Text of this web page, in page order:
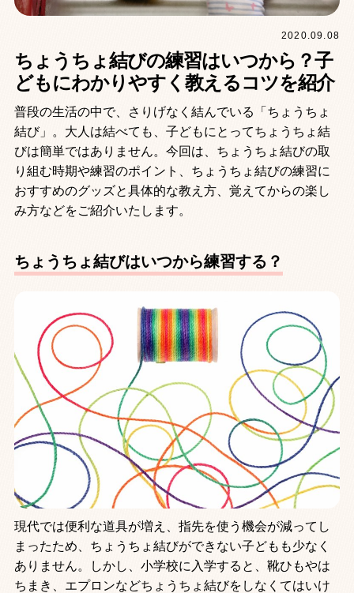
2020.09.08
ちょうちょ結びの練習はいつから？子
どもにわかりやすく教えるコツを紹介
普段の生活の中で、さりげなく結んでいる「ちょうちょ
結び」。大人は結べても、子どもにとってちょうちょ結
びは簡単ではありません。今回は、ちょうちょ結びの取
り組む時期や練習のポイント、ちょうちょ結びの練習に
おすすめのグッズと具体的な教え方、覚えてからの楽し
み方などをご紹介いたします。
ちょうちょ結びはいつから練習する？
現代では便利な道具が増え、指先を使う機会が減ってし
まったため、ちょうちょ結びができない子どもも少なく
ありません。しかし、小学校に入学すると、靴ひもやは
ちまき、エプロンなどちょうちょ結びをしなくてはいけ